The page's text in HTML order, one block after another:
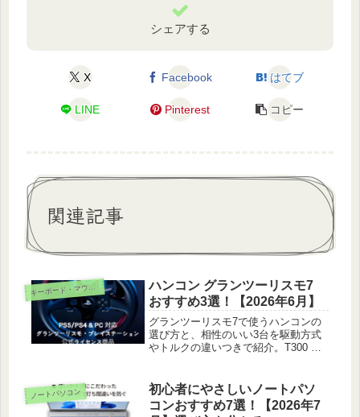
シェアする
X Facebook はてブ
LINE Pinterest コピー
関連記事
キーボード・マウス・入力機器
ハンコン グランツーリスモ7
おすすめ3選！【2026年6月】
グランツーリスモ7で使うハンコンの
選び方と、相性のいい3台を駆動方式
やトルクの違いつきで紹介。T300 RS
ノートパソコン
初心者にやさしいノートパソ
コンおすすめ7選！【2026年7